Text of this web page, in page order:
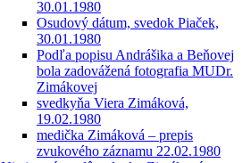
30.01.1980
Osudový dátum, svedok Piaček,
30.01.1980
Podľa popisu Andrášika a Beňovej
bola zadovážená fotografia MUDr.
Zimákovej
svedkyňa Viera Zimáková,
19.02.1980
medička Zimáková – prepis
zvukového záznamu 22.02.1980